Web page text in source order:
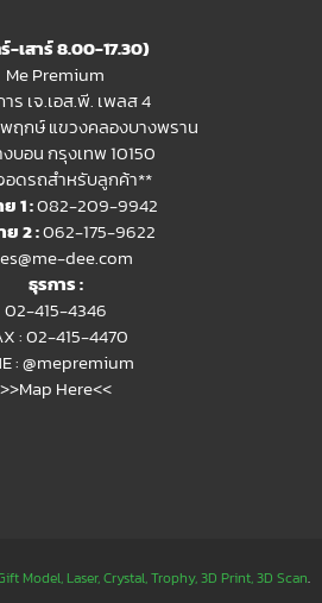
-เสาร์ 8.00-17.30)
Me Premium
าร เจ.เอส.พี. เพลส 4
ฤกษ์ แขวงคลองบางพราน
บอน กรุงเทพ 10150
อดรถสำหรับลูกค้า**
1 :082-209-9942
2 :062-175-9622
dee.com
ธุรการ :
02-415-4346
: 02-415-4470
:@mepremium
>>Map Here<<
Model, Laser, Crystal, Trophy, 3D Print, 3D Scan.